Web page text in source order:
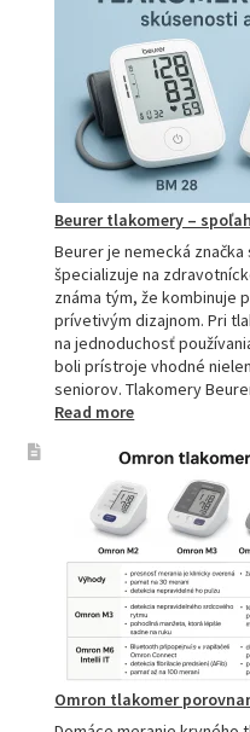
Beurer tlakomery –
Beurer je nemecká
špecializuje na
známa tým, že kombinuje
prívetivým dizajnom. Pri
na jednoduchosť
boli prístroje vhodné
seniorov. Tlakomery
Read more:
tlakomery
spoľahlivý
pomocník
pre
zdravie
Omron tlakomer